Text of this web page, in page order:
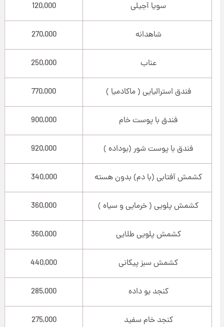
سویا آجیلی 120,000
شاهدانه 270,000
عناب 250,000
فندق استرالیایی ( ماکادمیا ) 770,000
فندق با پوست خام 900,000
فندق با پوست شور (بوداده ) 920,000
کشمش آفتابی (با دم) بدون هسته 340,000
کشمش پلویی ( خرمایی و سیاه ) 360,000
کشمش پلویی طلایی 360,000
کشمش سبز پیکانی 440,000
کنجد بو داده 285,000
کنجد خام سفید 275,000